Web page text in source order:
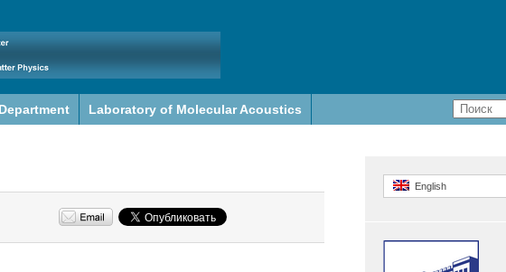
Laboratory of Molecular Acoustics
English